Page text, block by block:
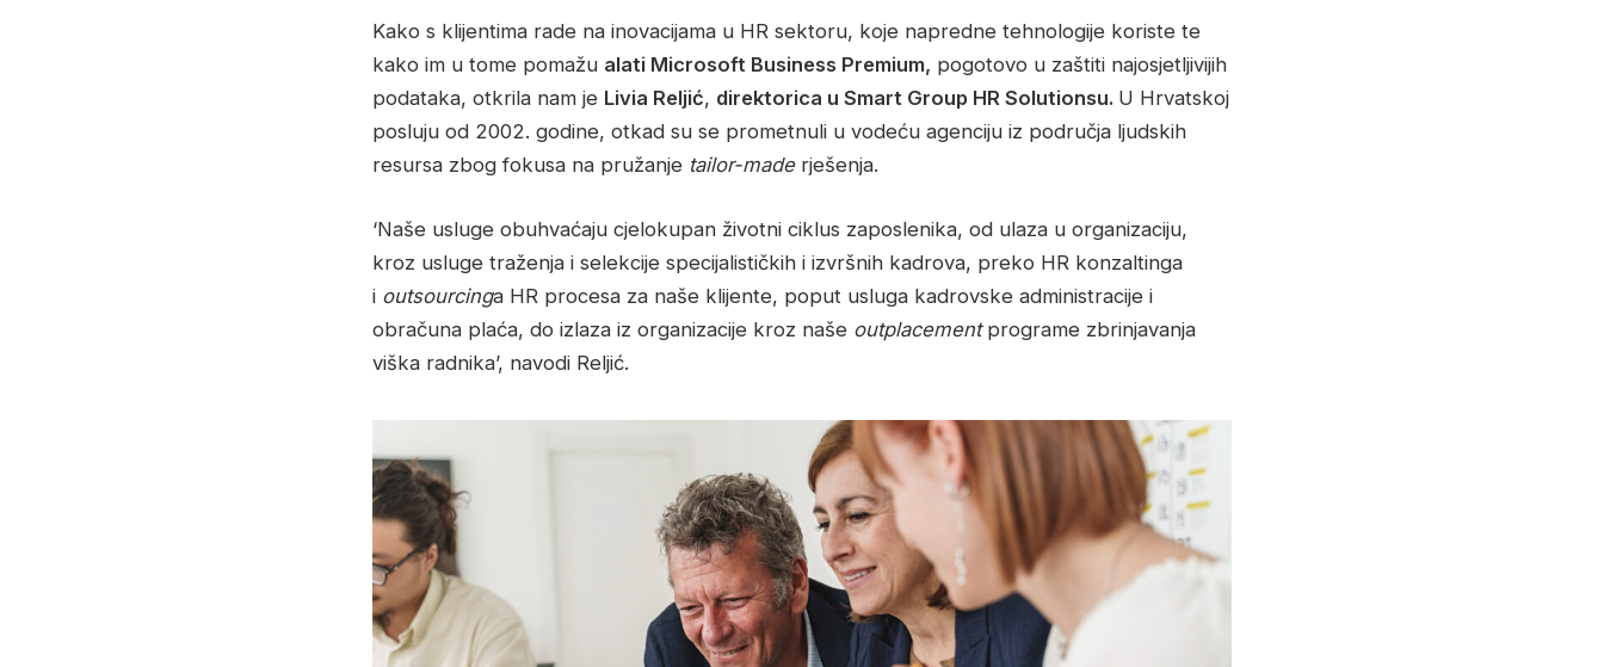
Kako s klijentima rade na inovacijama u HR sektoru, koje napredne tehnologije koriste te
kako im u tome pomažu alati Microsoft Business Premium, pogotovo u zaštiti najosjetljivijih
podataka, otkrila nam je Livia Reljić, direktorica u Smart Group HR Solutionsu. U Hrvatskoj
posluju od 2002. godine, otkad su se prometnuli u vodeću agenciju iz područja ljudskih
resursa zbog fokusa na pružanje tailor-maderješenja.
‘Naše usluge obuhvaćaju cjelokupan životni ciklus zaposlenika, od ulaza u organizaciju,
kroz usluge traženja i selekcije specijalističkih i izvršnih kadrova, preko HR konzaltinga
i outsourcinga HR procesa za naše klijente, poput usluga kadrovske administracije i
obračuna plaća, do izlaza iz organizacije kroz naše outplacementprograme zbrinjavanja
viška radnika’, navodi Reljić.